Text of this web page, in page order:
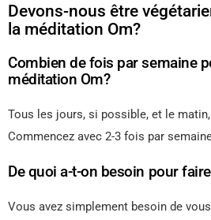
Devons-nous être
la méditation Om?
Combien de fois par semaine
méditation Om?
Tous les jours, si possible, et le
Commencez avec 2-3 fois par
De quoi a-t-on besoin pour
Vous avez simplement besoin de